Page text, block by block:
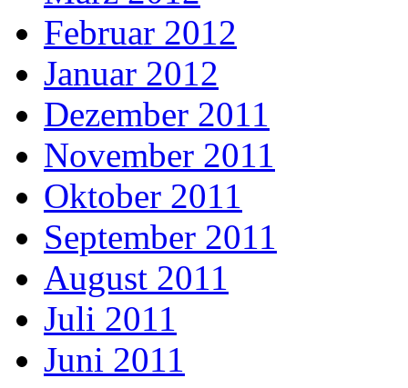
Februar 2012
Januar 2012
Dezember 2011
November 2011
Oktober 2011
September 2011
August 2011
Juli 2011
Juni 2011